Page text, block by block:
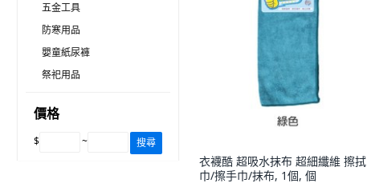
五金工具
防寒用品
嬰童紙尿褲
祭祀用品
價格
$ ~ 搜尋
衣襪酷 超吸水抹布 超細纖維 擦拭
巾/擦手巾/抹布, 1個, 個